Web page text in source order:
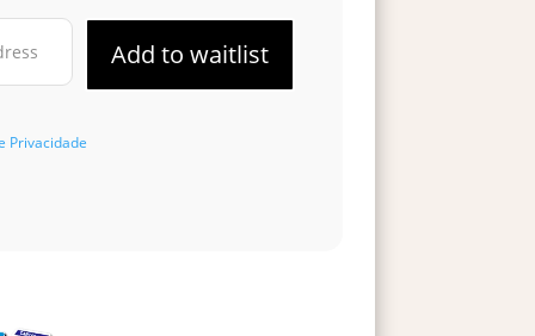
Privacidade